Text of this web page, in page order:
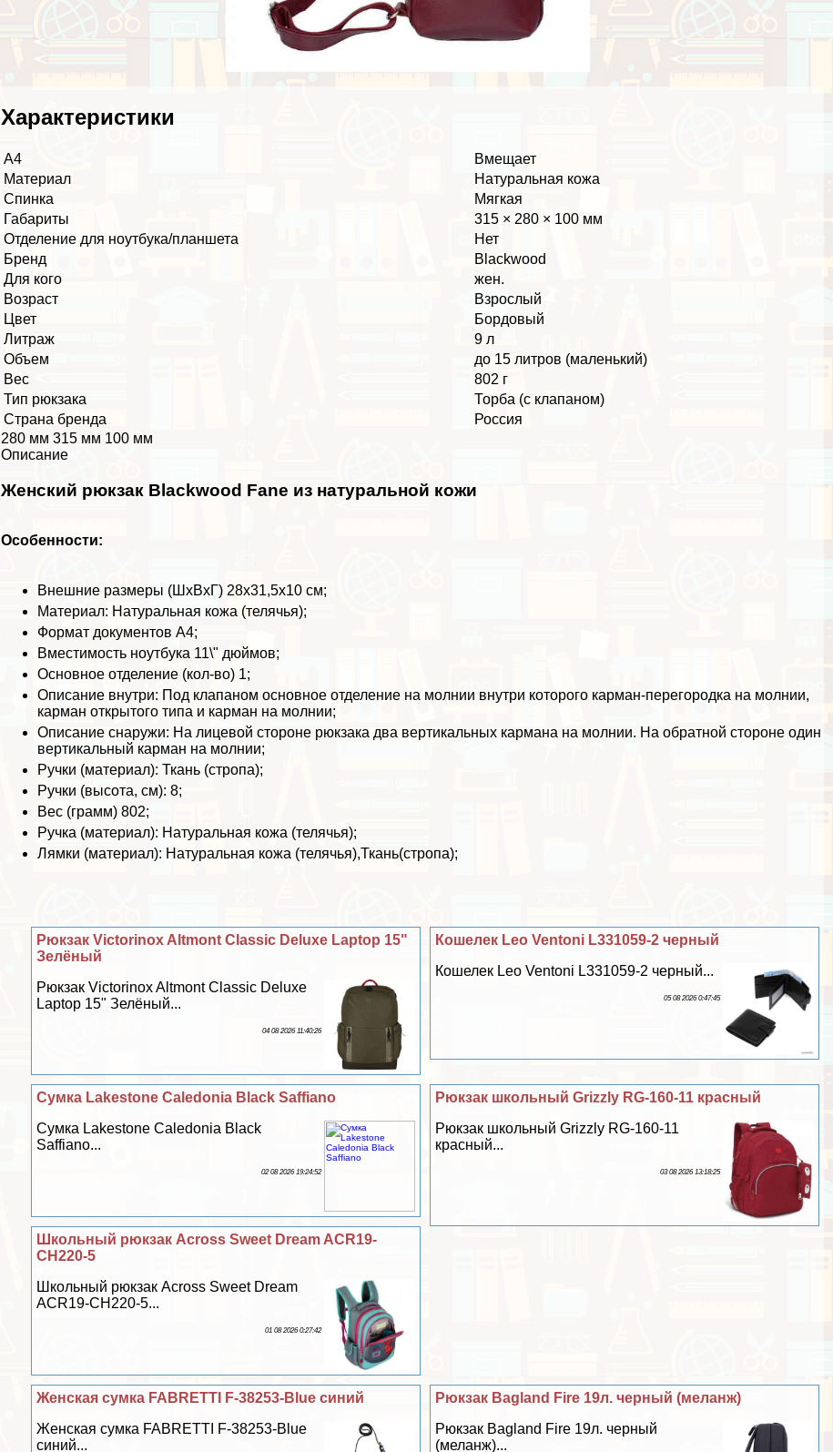
Хаpaктеристики
А4
Вмещает
Материал
Натуральная кожа
Спинка
Мягкая
Габариты
315 × 280 × 100 мм
Отделение для ноутбука/планшета
Нет
Бренд
Blackwood
Для кого
жен.
Возраст
Взрослый
Цвет
Бордовый
Литраж
9 л
Объем
до 15 литров (маленький)
Вес
802 г
Тип рюкзака
Торба (с клапаном)
Страна бренда
Россия
280 мм 315 мм 100 мм
Описание
Женский рюкзак Blackwood Fane из натуральной кожи
Особенности:
Внешние размеры (ШхВхГ) 28х31,5х10 см;
Материал: Натуральная кожа (телячья);
Формат документов А4;
Вместимость ноутбука 11\" дюймов;
Основное отделение (кол-во) 1;
Описание внутри: Под клапаном основное отделение на молнии внутри которого карман-перегородка на молнии,
карман открытого типа и карман на молнии;
Описание снаружи: На лицевой стороне рюкзака два вертикальных кармана на молнии. На обратной стороне один
вертикальный карман на молнии;
Ручки (материал): Ткань (стропа);
Ручки (высота, см): 8;
Вес (грамм) 802;
Ручка (материал): Натуральная кожа (телячья);
Лямки (материал): Натуральная кожа (телячья),Ткань(стропа);
Кошелек Leo Ventoni L331059-2 черный
Кошелек Leo Ventoni L331059-2 черный...
05 08 2026 0:47:45
Рюкзак Victorinox Altmont Classic Deluxe Laptop 15"
Зелёный
Рюкзак Victorinox Altmont Classic Deluxe
Laptop 15" Зелёный...
04 08 2026 11:40:26
Рюкзак школьный Grizzly RG-160-11 красный
Рюкзак школьный Grizzly RG-160-11
красный...
03 08 2026 13:18:25
Сумка Lakestone Caledonia Black Saffiano
Сумка Lakestone Caledonia Black
Saffiano...
02 08 2026 19:24:52
Школьный рюкзак Across Sweet Dream ACR19-
CH220-5
Школьный рюкзак Across Sweet Dream
ACR19-CH220-5...
01 08 2026 0:27:42
Рюкзак Bagland Fire 19л. черный (меланж)
Рюкзак Bagland Fire 19л. черный
(меланж)...
Женская сумка FABRETTI F-38253-Blue синий
Женская сумка FABRETTI F-38253-Blue
синий...